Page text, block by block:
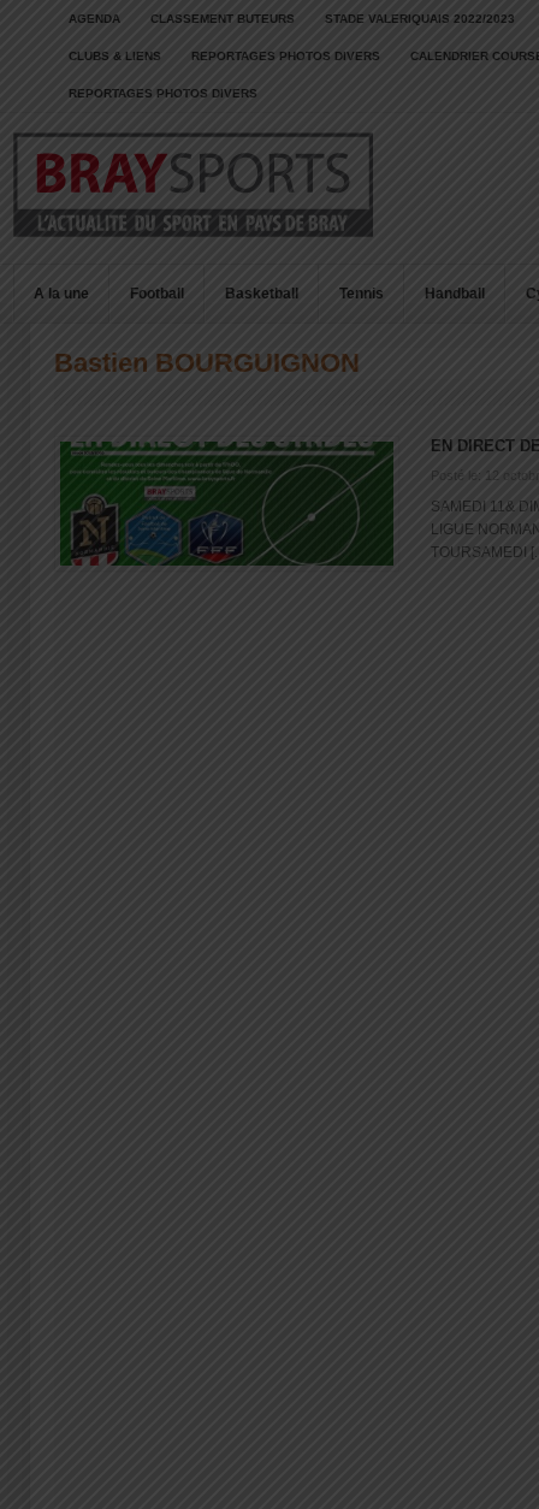
AGENDA CLASSEMENT BUTEURS STADE VALERIQUAIS 2022/2023
CLUBS & LIENS REPORTAGES PHOTOS DIVERS CALENDRIER
REPORTAGES PHOTOS DIVERS
A la une Football Basketball Tennis Handball
Bastien BOURGUIGNON
EN DIRECT
Posté le: 12
SAMEDI 11&
LIGUE
TOURSAMEDI